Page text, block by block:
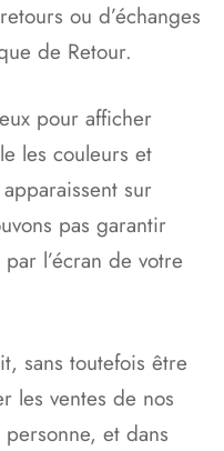
ou d’échanges
de Retour.
pour afficher
les couleurs et
sur
pas garantir
l’écran de votre
sans toutefois être
les ventes de nos
et dans